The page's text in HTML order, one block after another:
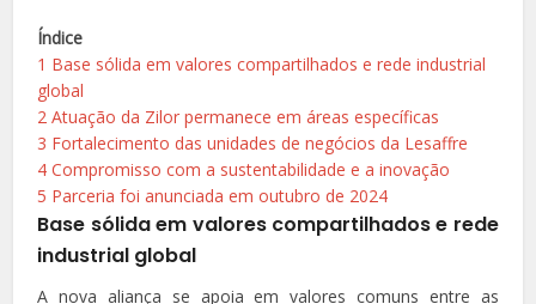
Índice
1 Base sólida em valores compartilhados e rede industrial
global
2 Atuação da Zilor permanece em áreas específicas
3 Fortalecimento das unidades de negócios da Lesaffre
4 Compromisso com a sustentabilidade e a inovação
5 Parceria foi anunciada em outubro de 2024
Base sólida em valores compartilhados e rede
industrial global
A nova aliança se apoia em valores comuns entre as